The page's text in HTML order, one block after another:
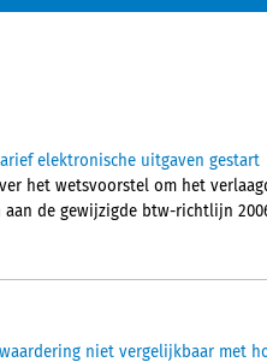
elektronische uitgaven gestart
het wetsvoorstel om het
de gewijzigde btw-richtlijn
niet vergelijkbaar met